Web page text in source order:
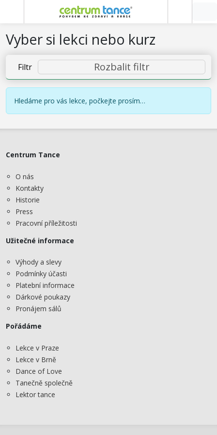
Vyber si lekci nebo kurz
Filtr Rozbalit filtr
Hledáme pro vás lekce, počkejte prosím…
Centrum Tance
O nás
Kontakty
Historie
Press
Pracovní příležitosti
Užitečné informace
Výhody a slevy
Podmínky účasti
Platební informace
Dárkové poukazy
Pronájem sálů
Pořádáme
Lekce v Praze
Lekce v Brně
Dance of Love
Tanečně společně
Lektor tance